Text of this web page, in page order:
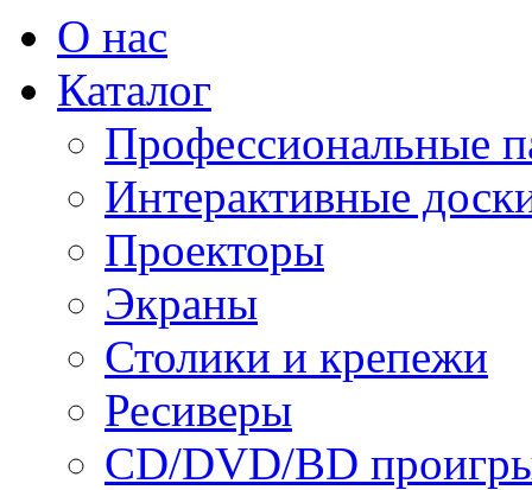
О нас
Каталог
Профессиональные
Интерактивные
Проекторы
Экраны
Столики и крепежи
Ресиверы
CD/DVD/BD